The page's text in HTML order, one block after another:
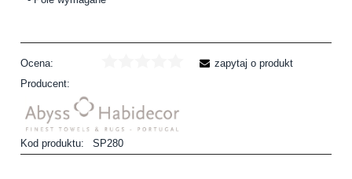
Ocena:
Producent:
Kod produktu: SP280
zapytaj o produkt